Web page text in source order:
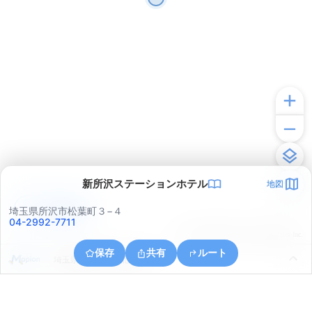
新所沢ステーションホテル 地図
埼玉県所沢市松葉町３−４
04-2992-7711
保存 共有 ルート
埼玉県所沢市大字北岩岡
アプリで見る